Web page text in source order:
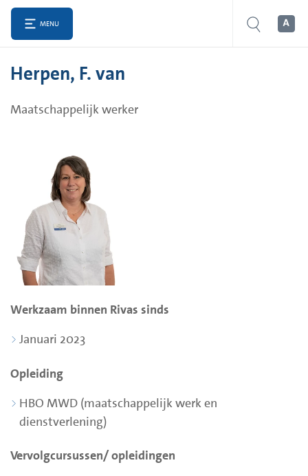
MENU
Herpen, F. van
Maatschappelijk werker
Werkzaam binnen Rivas sinds
Januari 2023
Opleiding
HBO MWD (maatschappelijk werk en
dienstverlening)
Vervolgcursussen/ opleidingen